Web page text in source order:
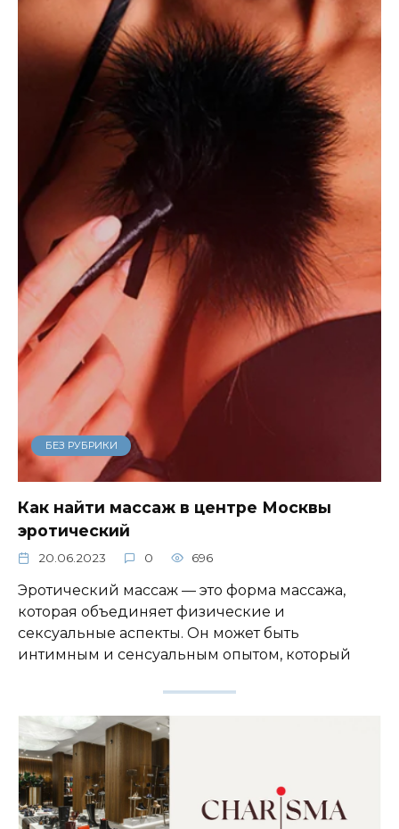
БЕЗ РУБРИКИ
Как найти массаж в центре Москвы
эротический
20.06.2023 0 696
Эротический массаж — это форма массажа,
которая объединяет физические и
сексуальные аспекты. Он может быть
интимным и сенсуальным опытом, который